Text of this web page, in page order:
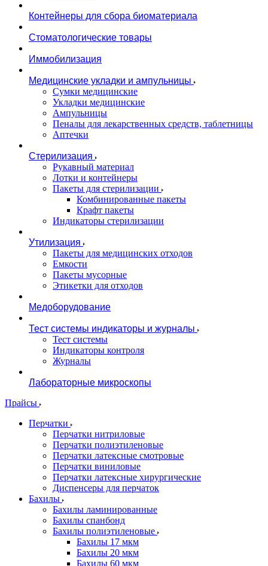
Контейнеры для сбора биоматериала
Стоматологические товары
Иммобилизация
Медицинские укладки и ампульницы
Сумки медицинские
Укладки медицинские
Ампульницы
Пеналы для лекарственных средств, таблетницы
Аптечки
Стерилизация
Рукавный материал
Лотки и контейнеры
Пакеты для стерилизации
Комбинированные пакеты
Крафт пакеты
Индикаторы стерилизации
Утилизация
Пакеты для медицинских отходов
Емкости
Пакеты мусорные
Этикетки для отходов
Медоборудование
Тест системы индикаторы и журналы
Тест системы
Индикаторы контроля
Журналы
Лабораторные микроскопы
Прайсы
Перчатки
Перчатки нитриловые
Перчатки полиэтиленовые
Перчатки латексные смотровые
Перчатки виниловые
Перчатки латексные хирургические
Диспенсеры для перчаток
Бахилы
Бахилы ламинированные
Бахилы спанбонд
Бахилы полиэтиленовые
Бахилы 17 мкм
Бахилы 20 мкм
Бахилы 60 мкм